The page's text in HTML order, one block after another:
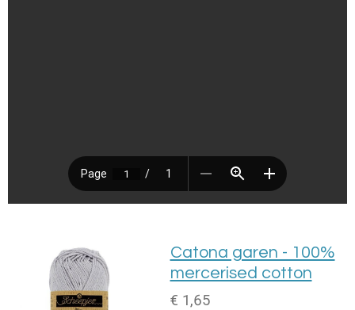
Catona garen - 100%
mercerised cotton
€ 1,65